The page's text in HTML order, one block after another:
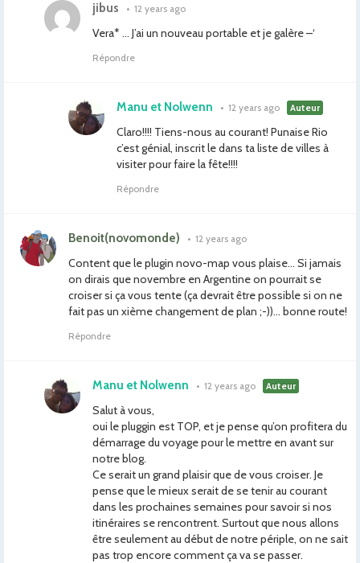
jibus • 12 years ago
Vera* … J’ai un nouveau portable et je galère –‘
Répondre
Manu et Nolwenn • 12 years ago Auteur
Claro!!!! Tiens-nous au courant! Punaise Rio
c’est génial, inscrit le dans ta liste de villes à
visiter pour faire la fête!!!!
Répondre
Benoit(novomonde) • 12 years ago
Content que le plugin novo-map vous plaise… Si jamais
on dirais que novembre en Argentine on pourrait se
croiser si ça vous tente (ça devrait être possible si on ne
fait pas un xième changement de plan ;-))… bonne route!
Répondre
Manu et Nolwenn • 12 years ago Auteur
Salut à vous,
oui le pluggin est TOP, et je pense qu’on profitera du
démarrage du voyage pour le mettre en avant sur
notre blog.
Ce serait un grand plaisir que de vous croiser. Je
pense que le mieux serait de se tenir au courant
dans les prochaines semaines pour savoir si nos
itinéraires se rencontrent. Surtout que nous allons
être seulement au début de notre périple, on ne sait
pas trop encore comment ça va se passer.